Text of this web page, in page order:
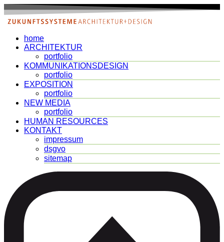
Zum
Inhalt
springen
home
ARCHITEKTUR
portfolio
KOMMUNIKATIONSDESIGN
portfolio
EXPOSITION
portfolio
NEW MEDIA
portfolio
HUMAN RESOURCES
KONTAKT
impressum
dsgvo
sitemap